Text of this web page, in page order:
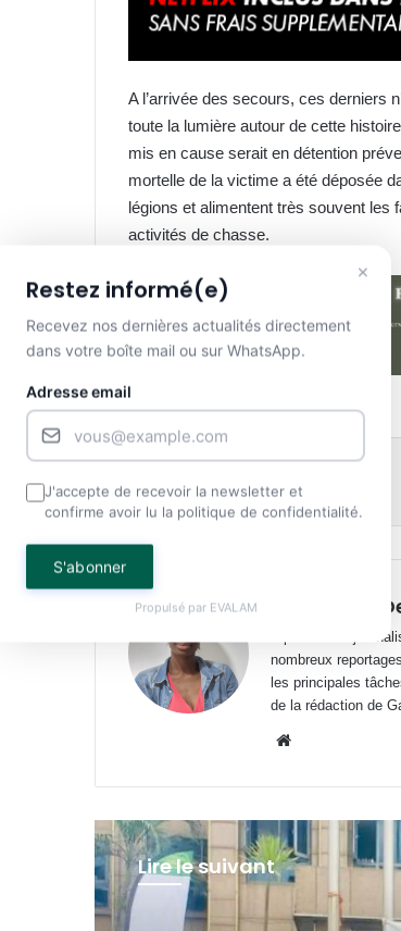
A l’arrivée des secours, ces derniers
toute la lumière autour de cette
mis en cause serait en détention
mortelle de la victime a été déposée
légions et alimentent très souvent les
activités de chasse.
Partager
Geneviève
Diplômée en
nombreux
les principales
de la rédaction de
Lire le suivant
×
Restez informé(e)
Recevez nos dernières actualités directement
dans votre boîte mail ou sur WhatsApp.
Adresse email
J'accepte de recevoir la newsletter et
confirme avoir lu la politique de confidentialité.
S'abonner
Propulsé par EVALAM